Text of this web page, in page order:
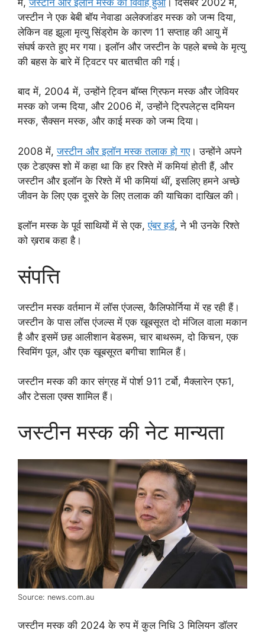
जस्टीन ने एक बेबी बॉय नेवाडा अलेक्जांडर मस्क को जन्म दिया,
लेकिन वह झूला मृत्यु सिंड्रोम के कारण 11 सप्ताह की आयु में
संघर्ष करते हुए मर गया। इलॉन और जस्टीन के पहले बच्चे के मृत्यु
की बहस के बारे में ट्विटर पर बातचीत की गई।
बाद में, 2004 में, उन्होंने ट्विन बॉय्स ग्रिफन मस्क और जेवियर
मस्क को जन्म दिया, और 2006 में, उन्होंने ट्रिपलेट्स दमियन
मस्क, सैक्सन मस्क, और काई मस्क को जन्म दिया।
2008 में,जस्टीन और इलॉन मस्क तलाक हो गए। उन्होंने अपने
एक टेडएक्स शो में कहा था कि हर रिश्ते में कमियां होती हैं, और
जस्टीन और इलॉन के रिश्ते में भी कमियां थीं, इसलिए हमने अच्छे
जीवन के लिए एक दूसरे के लिए तलाक की याचिका दाखिल की।
इलॉन मस्क के पूर्व साथियों में से एक,एंबर हर्ड, ने भी उनके रिश्ते
को ख़राब कहा है।
संपत्ति
जस्टीन मस्क वर्तमान में लॉस एंजल्स, कैलिफोर्निया में रह रही हैं।
जस्टीन के पास लॉस एंजल्स में एक खूबसूरत दो मंजिल वाला मकान
है और इसमें छह आलीशान बेडरूम, चार बाथरूम, दो किचन, एक
स्विमिंग पूल, और एक खूबसूरत बगीचा शामिल हैं।
जस्टीन मस्क की कार संग्रह में पोर्श 911 टर्बो, मैक्लारेन एफ1,
और टेसला एक्स शामिल हैं।
जस्टीन मस्क की नेट मान्यता
Source: news.com.au
जस्टीन मस्क की 2024 के रुप में कुल निधि 3 मिलियन डॉलर